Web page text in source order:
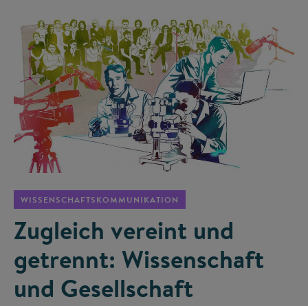
WISSENSCHAFTSKOMMUNIKATION
Zugleich vereint und
getrennt: Wissenschaft
und Gesellschaft